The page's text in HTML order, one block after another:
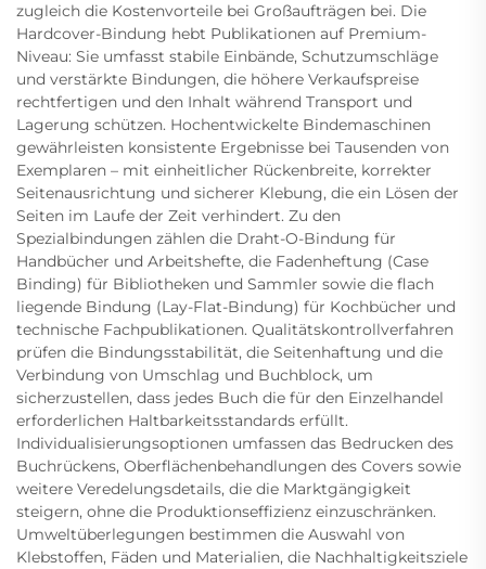
zugleich die Kostenvorteile bei Großaufträgen bei. Die
Hardcover-Bindung hebt Publikationen auf Premium-
Niveau: Sie umfasst stabile Einbände, Schutzumschläge
und verstärkte Bindungen, die höhere Verkaufspreise
rechtfertigen und den Inhalt während Transport und
Lagerung schützen. Hochentwickelte Bindemaschinen
gewährleisten konsistente Ergebnisse bei Tausenden von
Exemplaren – mit einheitlicher Rückenbreite, korrekter
Seitenausrichtung und sicherer Klebung, die ein Lösen der
Seiten im Laufe der Zeit verhindert. Zu den
Spezialbindungen zählen die Draht-O-Bindung für
Handbücher und Arbeitshefte, die Fadenheftung (Case
Binding) für Bibliotheken und Sammler sowie die flach
liegende Bindung (Lay-Flat-Bindung) für Kochbücher und
technische Fachpublikationen. Qualitätskontrollverfahren
prüfen die Bindungsstabilität, die Seitenhaftung und die
Verbindung von Umschlag und Buchblock, um
sicherzustellen, dass jedes Buch die für den Einzelhandel
erforderlichen Haltbarkeitsstandards erfüllt.
Individualisierungsoptionen umfassen das Bedrucken des
Buchrückens, Oberflächenbehandlungen des Covers sowie
weitere Veredelungsdetails, die die Marktgängigkeit
steigern, ohne die Produktionseffizienz einzuschränken.
Umweltüberlegungen bestimmen die Auswahl von
Klebstoffen, Fäden und Materialien, die Nachhaltigkeitsziele